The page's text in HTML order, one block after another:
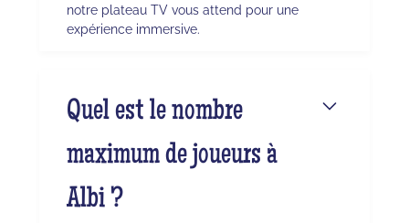
notre plateau TV vous attend pour une
expérience immersive.
Quel est le nombre
maximum de joueurs à
Albi ?